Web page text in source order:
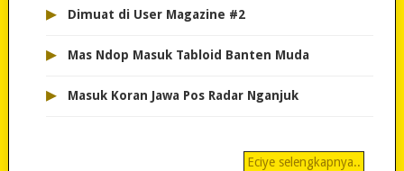
▸ Dimuat di User Magazine #2
▸ Mas Ndop Masuk Tabloid Banten Muda
▸ Masuk Koran Jawa Pos Radar Nganjuk
Eciye selengkapnya..